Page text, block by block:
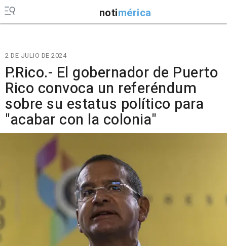
notimérica
2 DE JULIO DE 2024
P.Rico.- El gobernador de Puerto
Rico convoca un referéndum
sobre su estatus político para
"acabar con la colonia"